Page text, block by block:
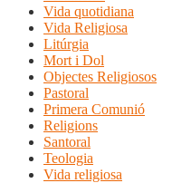
Vida quotidiana
Vida Religiosa
Litúrgia
Mort i Dol
Objectes Religiosos
Pastoral
Primera Comunió
Religions
Santoral
Teologia
Vida religiosa